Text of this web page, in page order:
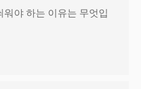
야 하는 이유는 무엇입